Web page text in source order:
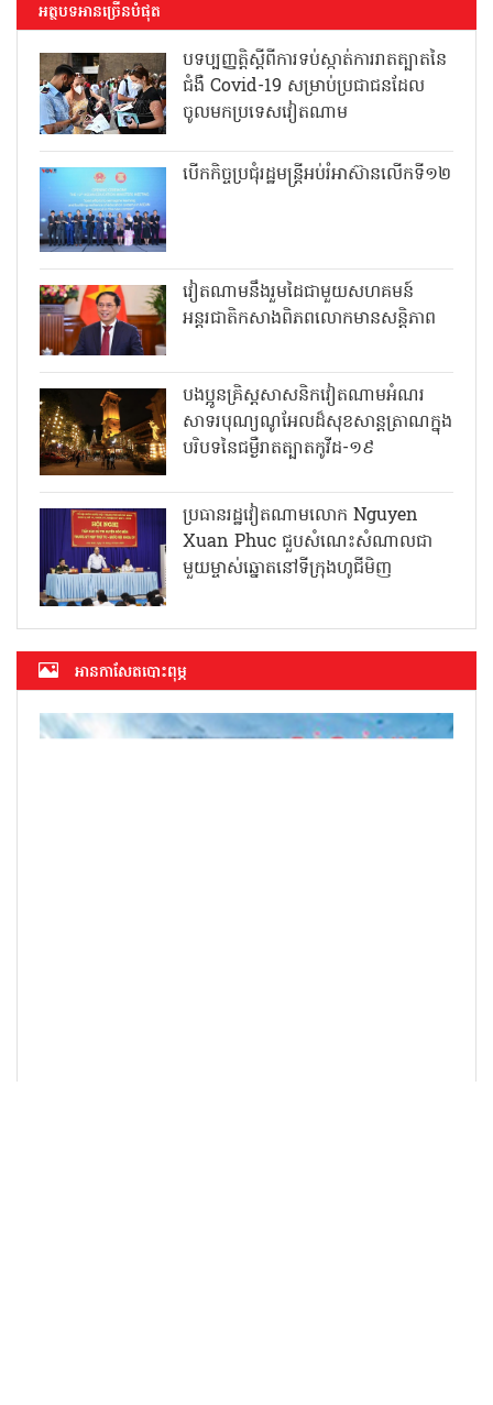
អត្ថបទអានច្រើនបំផុត
បទប្បញ្ញត្តិស្តីពីការទប់ស្កាត់ការរាតត្បាតនៃ
ជំងឺ Covid-19 សម្រាប់ប្រជាជនដែល
ចូលមកប្រទេសវៀតណាម
បើកកិច្ចប្រជុំរដ្ឋមន្ត្រីអប់រំអាស៊ានលើកទី១២
វៀតណាមនឹងរួមដៃជាមួយសហគមន៍
អន្តរជាតិកសាងពិភពលោកមានសន្តិភាព
បងប្អូនគ្រិស្តសាសនិកវៀតណាមអំណរ
សាទរបុណ្យណូអែលដ៏សុខសាន្តត្រាណក្នុង
បរិបទនៃជម្ងឺរាតត្បាតកូវីដ-១៩
ប្រធានរដ្ឋវៀតណាមលោក Nguyen
Xuan Phuc ជួបសំណេះសំណាលជា
មួយម្ចាស់ឆ្នោតនៅទីក្រុងហូជីមិញ
អាន​កាសែត​បោះពុម្ភ